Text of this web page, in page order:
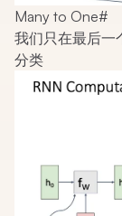
Many to One#
我们只在最后一
分类